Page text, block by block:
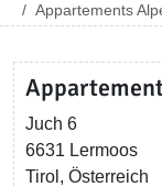
Appartements
Juch 6
6631 Lermoos
Tirol, Österreich